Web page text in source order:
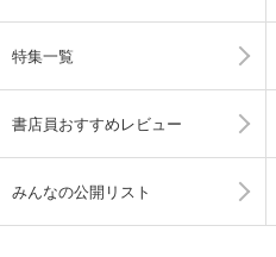
特集一覧
書店員おすすめレビュー
みんなの公開リスト